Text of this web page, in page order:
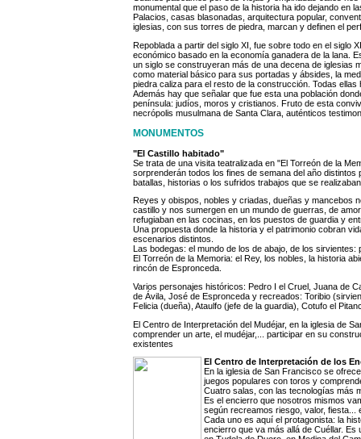
monumental que el paso de la historia ha ido dejando en
Palacios, casas blasonadas, arquitectura popular,
iglesias, con sus torres de piedra, marcan y definen el
Repoblada a partir del siglo XI, fue sobre todo en el siglo
económico basado en la economía ganadera de la lana.
un siglo se construyeran más de una decena de iglesias
como material básico para sus portadas y ábsides, la
piedra caliza para el resto de la construcción. Todas
Además hay que señalar que fue esta una población
península: judíos, moros y cristianos. Fruto de esta
necrópolis musulmana de Santa Clara, auténticos
MONUMENTOS
"El Castillo habitado"
Se trata de una visita teatralizada en "El Torreón de la
sorprenderán todos los fines de semana del año
batallas, historias o los sufridos trabajos que se
Reyes y obispos, nobles y criadas, dueñas y mancebos
castillo y nos sumergen en un mundo de guerras, de
refugiaban en las cocinas, en los puestos de guardia y
Una propuesta donde la historia y el patrimonio cobran
escenarios distintos.
Las bodegas: el mundo de los de abajo, de los
El Torreón de la Memoria: el Rey, los nobles, la historia
rincón de Espronceda.
Varios personajes históricos: Pedro I el Cruel, Juana de
de Ávila, José de Espronceda y recreados: Toribio
Felicia (dueña), Ataulfo (jefe de la guardia), Cotufo el
El Centro de Interpretación del Mudéjar, en la iglesia de
comprender un arte, el mudéjar,... participar en su
existentes
El Centro de Interpretación de los
En la iglesia de San Francisco se
juegos populares con toros y
Cuatro salas, con las tecnologías más
Es el encierro que nosotros mismos
según recreamos riesgo, valor, fiesta...
Cada uno es aquí el protagonista: la
encierro que va más allá de Cuéllar.